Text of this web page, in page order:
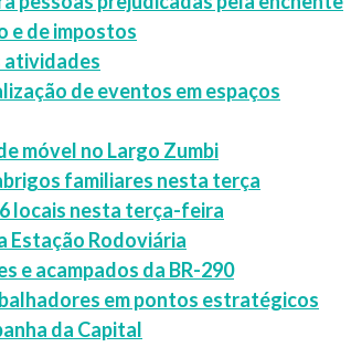
e de impostos
atividades
de eventos em espaços
móvel no Largo Zumbi
familiares nesta terça
locais nesta terça-feira
Estação Rodoviária
e acampados da BR-290
em pontos estratégicos
da Capital